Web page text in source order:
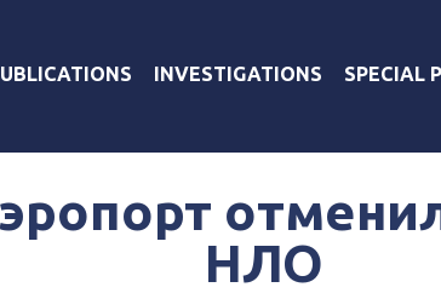
INVESTIGATIONS SPECIAL
НЛО